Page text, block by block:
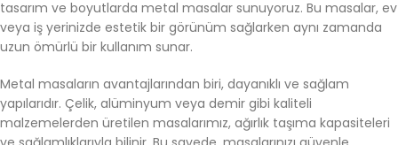
tasarım ve boyutlarda metal masalar sunuyoruz. Bu masalar, ev
veya iş yerinizde estetik bir görünüm sağlarken aynı zamanda
uzun ömürlü bir kullanım sunar.
Metal masaların avantajlarından biri, dayanıklı ve sağlam
yapılarıdır. Çelik, alüminyum veya demir gibi kaliteli
malzemelerden üretilen masalarımız, ağırlık taşıma kapasiteleri